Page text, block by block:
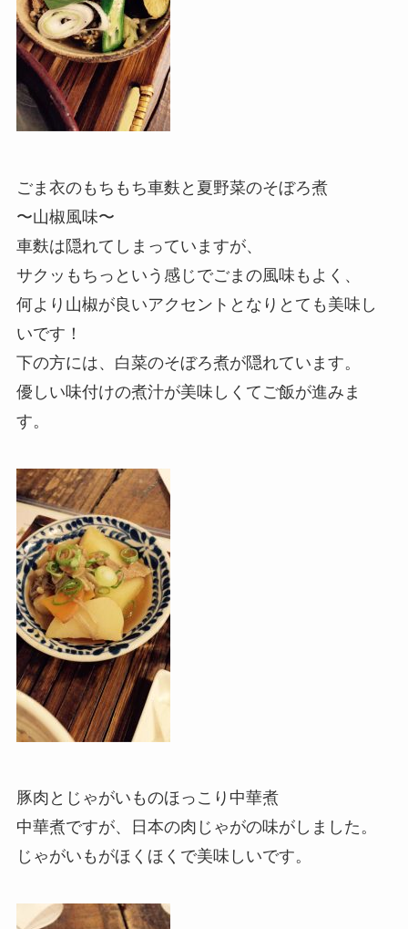
ごま衣のもちもち車麩と夏野菜のそぼろ煮
〜山椒風味〜
車麩は隠れてしまっていますが、
サクッもちっという感じでごまの風味もよく、
何より山椒が良いアクセントとなりとても美味し
いです！
下の方には、白菜のそぼろ煮が隠れています。
優しい味付けの煮汁が美味しくてご飯が進みま
す。
豚肉とじゃがいものほっこり中華煮
中華煮ですが、日本の肉じゃがの味がしました。
じゃがいもがほくほくで美味しいです。